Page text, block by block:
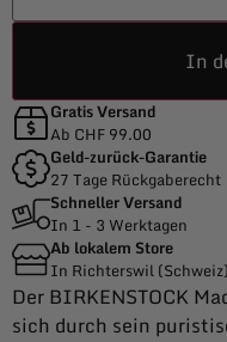
In
Gratis Versand
Ab CHF 99.00
Geld-zurück-Garantie
27 Tage Rückgaberecht
Schneller Versand
In 1 - 3 Werktagen
Ab lokalem Store
In Richterswil (Schweiz)
Der BIRKENSTOCK
sich durch sein